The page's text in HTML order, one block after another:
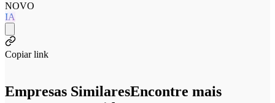
NOVO
IA
Copiar link
Empresas SimilaresEncontre mais